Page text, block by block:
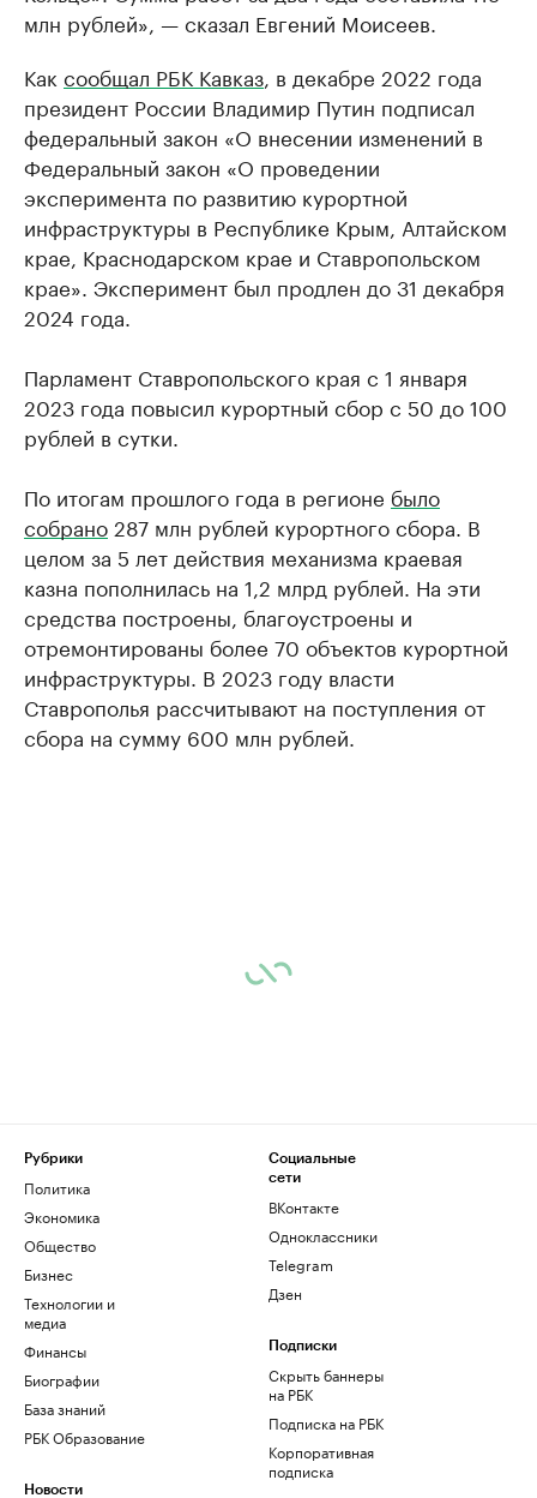
млн рублей», — сказал Евгений Моисеев.
Как сообщал РБК Кавказ , в декабре 2022 года
президент России Владимир Путин подписал
федеральный закон «О внесении изменений в
Федеральный закон «О проведении
эксперимента по развитию курортной
инфраструктуры в Республике Крым, Алтайском
крае, Краснодарском крае и Ставропольском
крае». Эксперимент был продлен до 31 декабря
2024 года.
Парламент Ставропольского края с 1 января
2023 года повысил курортный сбор с 50 до 100
рублей в сутки.
По итогам прошлого года в регионе было
собрано 287 млн рублей курортного сбора. В
целом за 5 лет действия механизма краевая
казна пополнилась на 1,2 млрд рублей. На эти
средства построены, благоустроены и
отремонтированы более 70 объектов курортной
инфраструктуры. В 2023 году власти
Ставрополья рассчитывают на поступления от
сбора на сумму 600 млн рублей.
Рубрики
Политика
Экономика
Общество
Бизнес
Технологии и
медиа
Финансы
Биографии
База знаний
РБК Образование
Новости
Социальные
сети
ВКонтакте
Одноклассники
Telegram
Дзен
Подписки
Скрыть баннеры
на РБК
Подписка на РБК
Корпоративная
подписка